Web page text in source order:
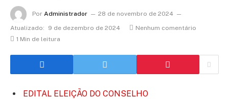
Por Administrador
28 de novembro de 2024
Atualizado:
9 de dezembro de 2024
Nenhum comentário
1 Min de leitura
EDITAL ELEIÇÃO DO CONSELHO